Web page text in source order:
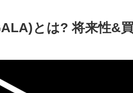
とは? 将来性&